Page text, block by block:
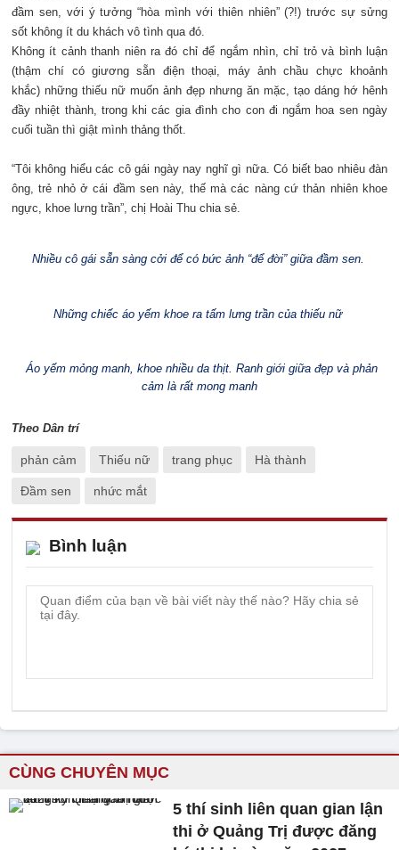
đầm sen, với ý tưởng “hòa mình với thiên nhiên” (?!) trước sự sửng
sốt không ít du khách vô tình qua đó.
Không ít cảnh thanh niên ra đó chỉ để ngắm nhìn, chỉ trỏ và bình luận
(thậm chí có giương sẵn điện thoại, máy ảnh chầu chực khoảnh
khắc) những thiếu nữ muốn ảnh đẹp nhưng ăn mặc, tạo dáng hớ hênh
đầy nhiệt thành, trong khi các gia đình cho con đi ngắm hoa sen ngày
cuối tuần thì giật mình thảng thốt.
“Tôi không hiểu các cô gái ngày nay nghĩ gì nữa. Có biết bao nhiêu đàn
ông, trẻ nhỏ ở cái đầm sen này, thế mà các nàng cứ thản nhiên khoe
ngực, khoe lưng trần”, chị Hoài Thu chia sẻ.
Nhiều cô gái sẵn sàng cởi để có bức ảnh “để đời” giữa đầm sen.
Những chiếc áo yếm khoe ra tấm lưng trần của thiếu nữ
Áo yếm mỏng manh, khoe nhiều da thịt. Ranh giới giữa đẹp và phản
cảm là rất mong manh
Theo Dân trí
phản cảm Thiếu nữ trang phục Hà thành
Đầm sen nhức mắt
Bình luận
CÙNG CHUYÊN MỤC
5 thí sinh liên quan gian lận
thi ở Quảng Trị được đăng